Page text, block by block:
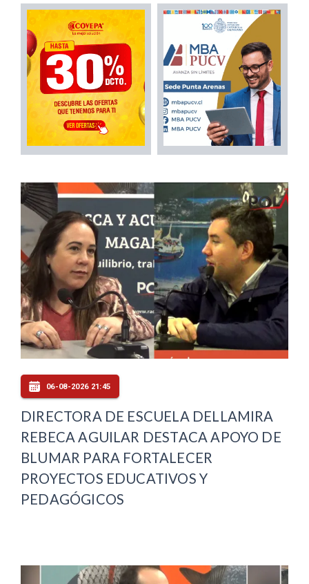
06-08-2026 21:45
DIRECTORA DE ESCUELA DELLAMIRA
REBECA AGUILAR DESTACA APOYO DE
BLUMAR PARA FORTALECER
PROYECTOS EDUCATIVOS Y
PEDAGÓGICOS